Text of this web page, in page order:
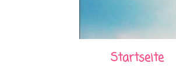
Startseite